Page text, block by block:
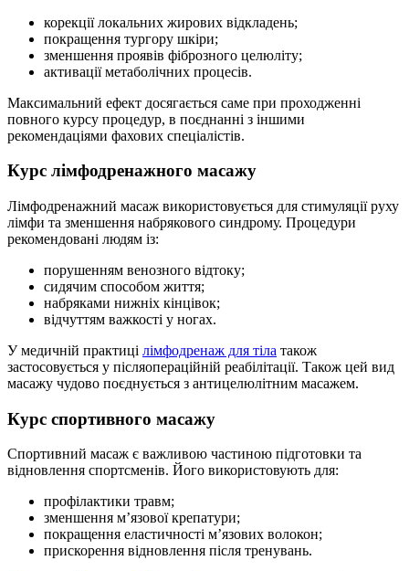
корекції локальних жирових відкладень;
покращення тургору шкіри;
зменшення проявів фіброзного целюліту;
активації метаболічних процесів.
Максимальний ефект досягається саме при проходженні
повного курсу процедур, в поєднанні з іншими
рекомендаціями фахових спеціалістів.
Курс лімфодренажного масажу
Лімфодренажний масаж використовується для стимуляції руху
лімфи та зменшення набрякового синдрому. Процедури
рекомендовані людям із:
порушенням венозного відтоку;
сидячим способом життя;
набряками нижніх кінцівок;
відчуттям важкості у ногах.
У медичній практиці лімфодренаж для тіла також
застосовується у післяопераційній реабілітації. Також цей вид
масажу чудово поєднується з антицелюлітним масажем.
Курс спортивного масажу
Спортивний масаж є важливою частиною підготовки та
відновлення спортсменів. Його використовують для:
профілактики травм;
зменшення м’язової крепатури;
покращення еластичності м’язових волокон;
прискорення відновлення після тренувань.